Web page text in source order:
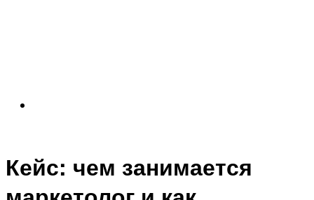
Кейс: чем занимается